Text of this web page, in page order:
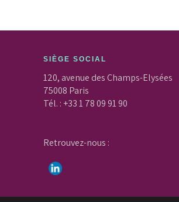
SIÈGE SOCIAL
120, avenue des Champs-Elysées
75008 Paris
Tél. : +33 1 78 09 91 90
Retrouvez-nous :